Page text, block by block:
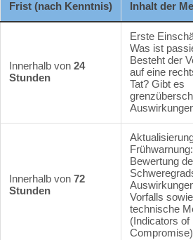
Frist (nach Kenntnis) Inhalt der
Innerhalb von 24
Stunden
Erste
Was ist
Besteht der
auf eine
Tat? Gibt es
Innerhalb von 72
Stunden
Frühwarnung:
Bewertung
Vorfalls
technische
(Indicators of